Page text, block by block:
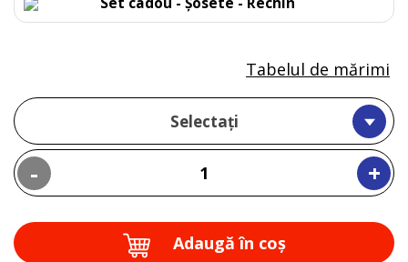
Selectați
- +
Tabelul de mărimi
Adaugă în coş